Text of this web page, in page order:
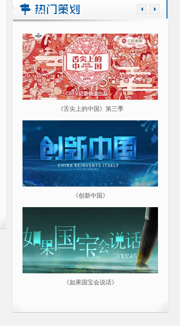
《舌尖上的中国》第三季
《创新中国》
《如果国宝会说话》